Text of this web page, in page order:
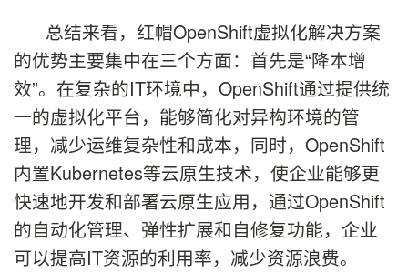
总结来看，红帽OpenShift虚拟化解决方案
的优势主要集中在三个方面：首先是“降本增
效”。在复杂的IT环境中，OpenShift通过提供统
一的虚拟化平台，能够简化对异构环境的管
理，减少运维复杂性和成本，同时，OpenShift
内置Kubernetes等云原生技术，使企业能够更
快速地开发和部署云原生应用，通过OpenShift
的自动化管理、弹性扩展和自修复功能，企业
可以提高IT资源的利用率，减少资源浪费。